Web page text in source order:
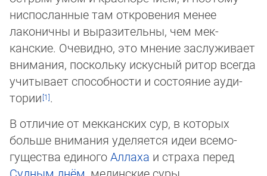
ниспос­ланные там откровения менее
лаконичны и выра­зительны, чем мек­
канские. Очевидно, это мнение зас­лу­жи­ва­ет
внимания, поскольку искусный ритор всегда
учитывает способ­ности и состояние ауди­
тории
.
В отличие от мекканских сур, в которых
больше внимания уделяется идеи всемо­
гущества единогоАллаха и страха перед